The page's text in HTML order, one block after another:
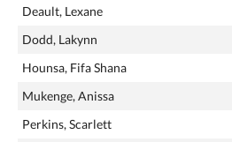
Deault, Lexane
Dodd, Lakynn
Hounsa, Fifa Shana
Mukenge, Anissa
Perkins, Scarlett